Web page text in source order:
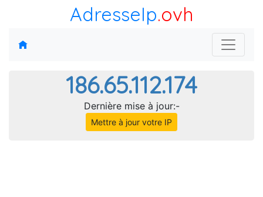
AdresseIp.ovh
186.65.112.174
Dernière mise à jour:-
Mettre à jour votre IP